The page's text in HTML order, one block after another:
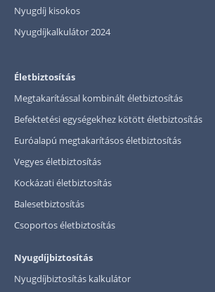
Nyugdíj kisokos
Nyugdíjkalkulátor 2024
Életbiztosítás
Megtakarítással kombinált életbiztosítás
Befektetési egységekhez kötött életbiztosítás
Euróalapú megtakarításos életbiztosítás
Vegyes életbiztosítás
Kockázati életbiztosítás
Balesetbiztosítás
Csoportos életbiztosítás
Nyugdíjbiztosítás
Nyugdíjbiztosítás kalkulátor